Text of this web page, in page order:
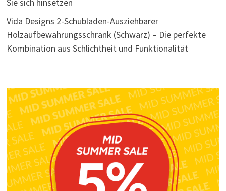
Vida Designs 2-Schubladen-Ausziehbarer
Holzaufbewahrungsschrank (Schwarz) – Die perfekte
Kombination aus Schlichtheit und Funktionalität